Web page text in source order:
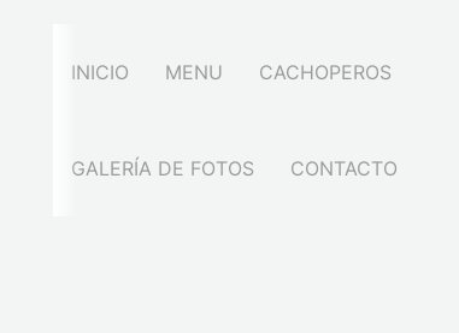
INICIO MENU CACHOPEROS
GALERÍA DE FOTOS CONTACTO